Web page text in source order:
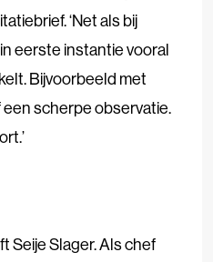
‘Net als bij
eerste instantie vooral
Bijvoorbeeld met
scherpe observatie.
Seije Slager. Als chef